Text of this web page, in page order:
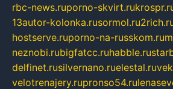
rbc-news.ruporno-skvirt.ru
13autor-kolonka.rusormol.ru
hostserve.ruporno-na-russkom.ru
neznobi.rubigfatcc.ruhabble.ru
delfinet.rusilvernano.ruelestal.ru
velotrenajery.rupronso54.ru